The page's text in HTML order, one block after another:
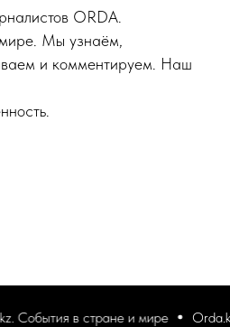
ORDA.
Мы узнаём,
и комментируем. Наш
в стране и мире Orda.kz.